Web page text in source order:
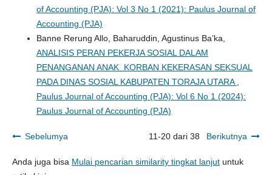
of Accounting (PJA): Vol 3 No 1 (2021): Paulus Journal of
Accounting (PJA)
Banne Rerung Allo, Baharuddin, Agustinus Ba’ka,
ANALISIS PERAN PEKERJA SOSIAL DALAM
PENANGANAN ANAK KORBAN KEKERASAN SEKSUAL
PADA DINAS SOSIAL KABUPATEN TORAJA UTARA
Paulus Journal of Accounting (PJA): Vol 6 No 1 (2024):
Paulus Journal of Accounting (PJA)
Sebelumya 11-20 dari 38 Berikutnya
Anda juga bisa Mulai pencarian similarity tingkat lanjutuntuk